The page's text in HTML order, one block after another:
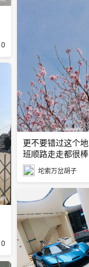
0
0
更不要错过这个
班顺路走走都很棒
坨索万岔胡子